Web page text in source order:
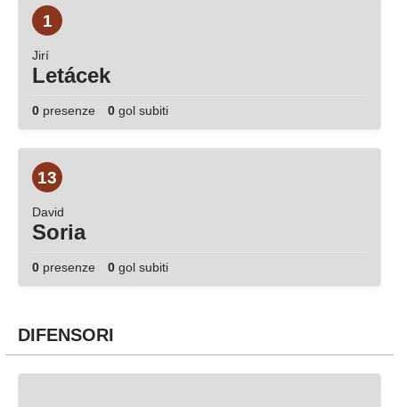
1
Jirí
Letácek
0 presenze 0 gol subiti
13
David
Soria
0 presenze 0 gol subiti
DIFENSORI